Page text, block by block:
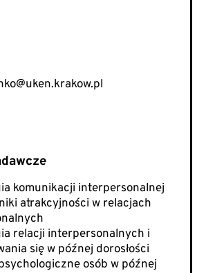
komunikacji interpersonalnej
atrakcyjności w relacjach
relacji interpersonalnych i
się w późnej dorosłości
osób w późnej